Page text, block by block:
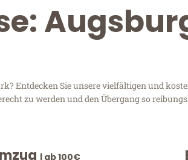
Entdecken Sie unsere vielfältigen und
zu werden und den Übergang so
| ab 100€